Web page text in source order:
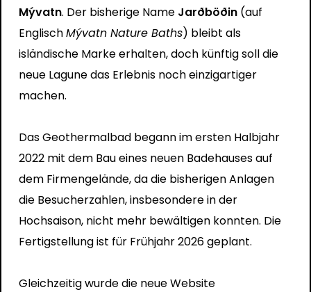
Mývatn. Der bisherige Name Jarðböðin (auf
EnglischMývatn Nature Baths) bleibt als
isländische Marke erhalten, doch künftig soll die
neue Lagune das Erlebnis noch einzigartiger
machen.
Das Geothermalbad begann im ersten Halbjahr
2022 mit dem Bau eines neuen Badehauses auf
dem Firmengelände, da die bisherigen Anlagen
die Besucherzahlen, insbesondere in der
Hochsaison, nicht mehr bewältigen konnten. Die
Fertigstellung ist für Frühjahr 2026 geplant.
Gleichzeitig wurde die neue Website